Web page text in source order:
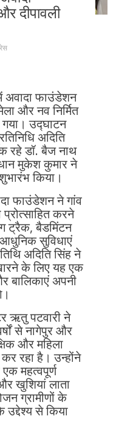
दीपावली
अवादा फाउंडेशन
और नव निर्मित
उद्घाटन
अदिति
रहे डॉ. बैज नाथ
मुकेश कुमार ने
किया।
फाउंडेशन ने गांव
करने
ट्रैक, बैडमिंटन
सुविधाएं
अदिति सिंह ने
के लिए यह एक
बालिकाएं अपनी
ऋतु पटवारी ने
से नागेपुर और
और महिला
रहा है। उन्होंने
महत्वपूर्ण
खुशियां लाता
ग्रामीणों के
से किया